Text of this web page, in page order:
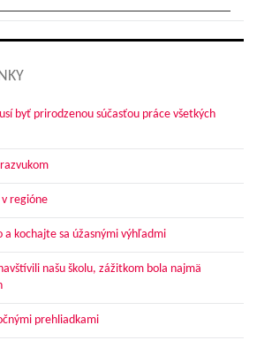
byť prirodzenou súčasťou práce všetkých
v regióne
a kochajte sa úžasnými výhľadmi
našu školu, zážitkom bola najmä
prehliadkami